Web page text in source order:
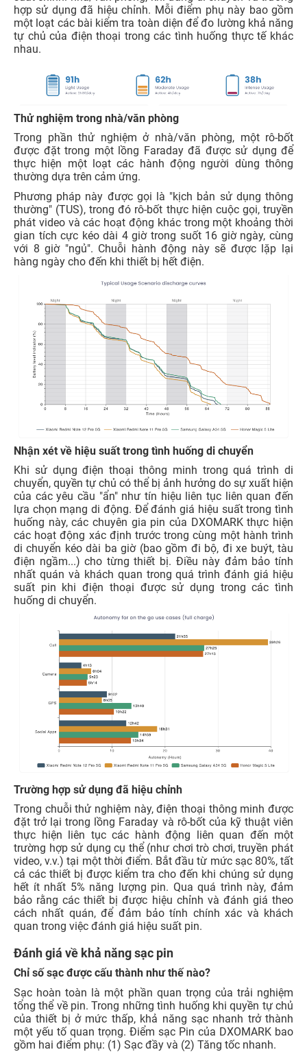
hợp sử dụng đã hiệu chỉnh. Mỗi điểm phụ này bao gồm
một loạt các bài kiểm tra toàn diện để đo lường khả năng
tự chủ của điện thoại trong các tình huống thực tế khác
nhau.
Thử nghiệm trong nhà/văn phòng
Trong phần thử nghiệm ở nhà/văn phòng, một rô-bốt
được đặt trong một lồng Faraday đã được sử dụng để
thực hiện một loạt các hành động người dùng thông
thường dựa trên cảm ứng.
Phương pháp này được gọi là "kịch bản sử dụng thông
thường" (TUS), trong đó rô-bốt thực hiện cuộc gọi, truyền
phát video và các hoạt động khác trong một khoảng thời
gian tích cực kéo dài 4 giờ trong suốt 16 giờ ngày, cùng
với 8 giờ "ngủ". Chuỗi hành động này sẽ được lặp lại
hàng ngày cho đến khi thiết bị hết điện.
Nhận xét về hiệu suất trong tình huống di chuyển
Khi sử dụng điện thoại thông minh trong quá trình di
chuyển, quyền tự chủ có thể bị ảnh hưởng do sự xuất hiện
của các yêu cầu "ẩn" như tín hiệu liên tục liên quan đến
lựa chọn mạng di động. Để đánh giá hiệu suất trong tình
huống này, các chuyên gia pin của DXOMARK thực hiện
các hoạt động xác định trước trong cùng một hành trình
di chuyển kéo dài ba giờ (bao gồm đi bộ, đi xe buýt, tàu
điện ngầm...) cho từng thiết bị. Điều này đảm bảo tính
nhất quán và khách quan trong quá trình đánh giá hiệu
suất pin khi điện thoại được sử dụng trong các tình
huống di chuyển.
Trường hợp sử dụng đã hiệu chỉnh
Trong chuỗi thử nghiệm này, điện thoại thông minh được
đặt trở lại trong lồng Faraday và rô-bốt của kỹ thuật viên
thực hiện liên tục các hành động liên quan đến một
trường hợp sử dụng cụ thể (như chơi trò chơi, truyền phát
video, v.v.) tại một thời điểm. Bắt đầu từ mức sạc 80%, tất
cả các thiết bị được kiểm tra cho đến khi chúng sử dụng
hết ít nhất 5% năng lượng pin. Qua quá trình này, đảm
bảo rằng các thiết bị được hiệu chỉnh và đánh giá theo
cách nhất quán, để đảm bảo tính chính xác và khách
quan trong việc đánh giá hiệu suất pin.
Đánh giá về khả năng sạc pin
Chỉ số sạc được cấu thành như thế nào?
Sạc hoàn toàn là một phần quan trọng của trải nghiệm
tổng thể về pin. Trong những tình huống khi quyền tự chủ
của thiết bị ở mức thấp, khả năng sạc nhanh trở thành
một yếu tố quan trọng. Điểm sạc Pin của DXOMARK bao
gồm hai điểm phụ: (1) Sạc đầy và (2) Tăng tốc nhanh.